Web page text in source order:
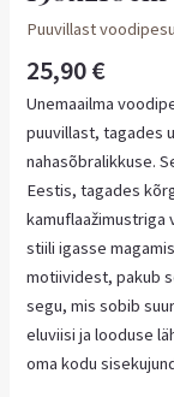
Puuvillast
25,90€
Unemaailma
puuvillast, tagades
nahasõbralikkuse.
Eestis, tagades
stiili igasse
motiividest, pakub
segu, mis sobib
eluviisi ja looduse
oma kodu